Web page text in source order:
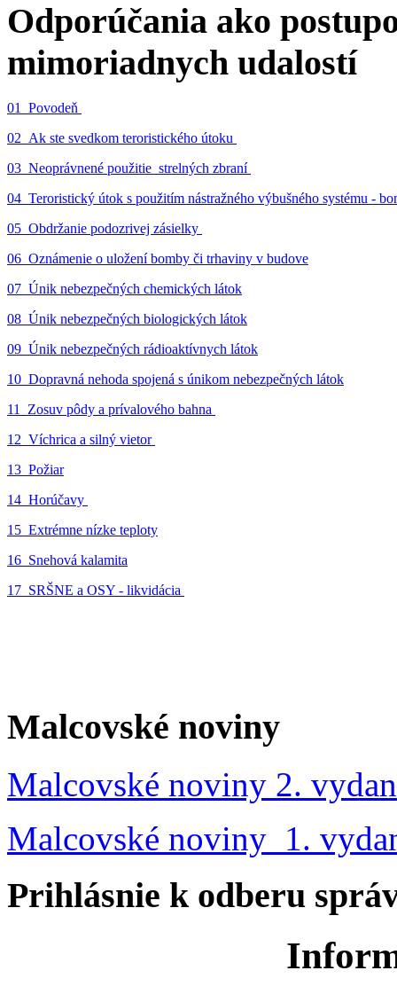
Odporúčania ako
mimoriadnych udalostí
01_Povodeň
02_Ak ste svedkom teroristického útoku
03_Neoprávnené použitie strelných zbraní
04_Teroristický útok s použitím nástražného výbušného systému -
05_Obdržanie podozrivej zásielky
06_Oznámenie o uložení bomby či trhaviny v budove
07_Únik nebezpečných chemických látok
08_Únik nebezpečných biologických látok
09_Únik nebezpečných rádioaktívnych látok
10_Dopravná nehoda spojená s únikom nebezpečných látok
11_Zosuv pôdy a prívalového bahna
12_Víchrica a silný vietor
13_Požiar
14_Horúčavy
15_Extrémne nízke teploty
16_Snehová kalamita
17_SRŠNE a OSY - likvidácia
Malcovské noviny
Malcovské noviny 2.
Malcovské noviny 1.
Prihlásnie k odberu